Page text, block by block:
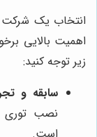
انتخاب یک
اهمیت بالایی
زیر توجه کنید:
سابقه و
نصب توری
است.